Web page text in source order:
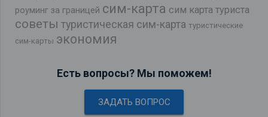
роуминг за границей сим-карта сим карта туриста
советы туристическая сим-карта туристические
сим-карты экономия
Есть вопросы? Мы поможем!
ЗАДАТЬ ВОПРОС